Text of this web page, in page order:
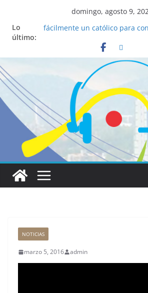
domingo, agosto 9,
Lo
último:
La ciencia desvela los 5
fácilmente un católico para
Pop Up Market atrae a cientos
dinamiza la economía local
Salud mental a la mesa: la
hablarlo en familia
Lo que tienen en común la
Story 5 y el Papa León XIV
Realizadores de Vox Dei
institucional y habilidades en
visual
NOTICIAS
marzo 5, 2016 admin